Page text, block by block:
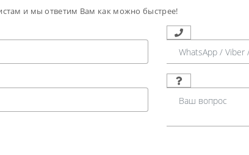
и мы ответим Вам как можно быстрее!